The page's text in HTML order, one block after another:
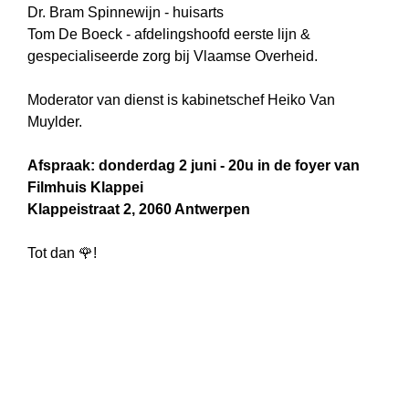
Dr. Bram Spinnewijn - huisarts
Tom De Boeck - afdelingshoofd eerste lijn &
gespecialiseerde zorg bij Vlaamse Overheid.
Moderator van dienst is kabinetschef Heiko Van
Muylder.
Afspraak: donderdag 2 juni - 20u in de foyer van
Filmhuis Klappei
Klappeistraat 2, 2060 Antwerpen
Tot dan 🌹!